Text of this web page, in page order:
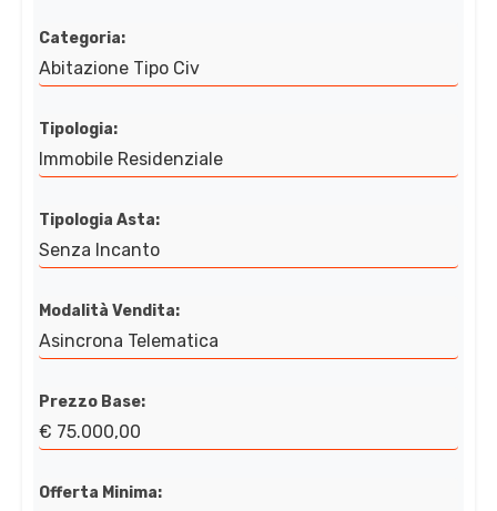
Categoria:
Abitazione Tipo Civ
Tipologia:
Immobile Residenziale
Tipologia Asta:
Senza Incanto
Modalità Vendita:
Asincrona Telematica
Prezzo Base:
€ 75.000,00
Offerta Minima: